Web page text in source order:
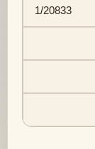
1/20833